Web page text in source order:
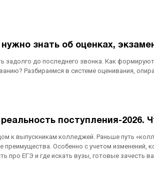
знать об оценках,
задолго до последнего звонка. Как
Разбираемся в системе оценивания,
поступления-2026.
к выпускникам колледжей. Раньше путь
Особенно с учетом изменений,
про ЕГЭ и где искать вузы, готовые